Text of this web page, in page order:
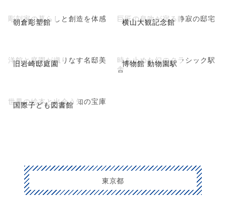
朝倉彫塑館
彫刻家の暮らしと創造を体感 横山大観記念館
巨匠の息吹が宿る静寂の邸宅
旧岩崎邸庭園
洋館と庭園が織りなす名邸美 博物館 動物園駅
時を止めた幻のクラシック駅
舎
国際子ども図書館
世界の絵本と出会う知の宝庫
東京都